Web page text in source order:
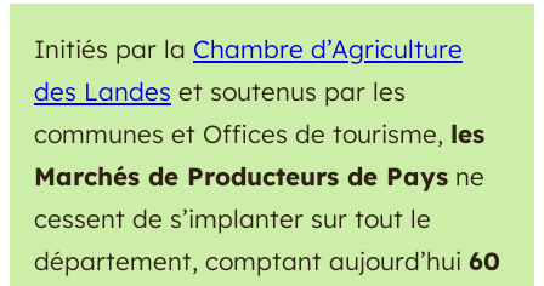
Initiés par la Chambre d’Agriculture
des Landes et soutenus par les
communes et Offices de tourisme, les
Marchés de Producteurs de Pays ne
cessent de s’implanter sur tout le
département, comptant aujourd’hui 60